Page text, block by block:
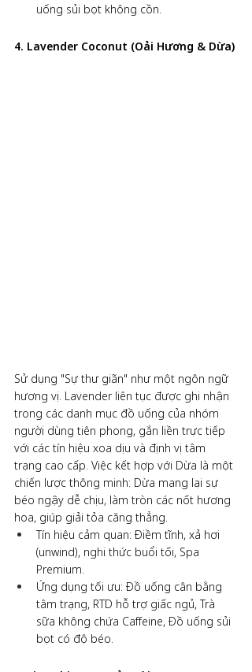
uống sủi bọt không cồn.
4. Lavender Coconut (Oải Hương & Dừa)
Sử dụng "Sự thư giãn" như một ngôn ngữ
hương vị. Lavender liên tục được ghi nhận
trong các danh mục đồ uống của nhóm
người dùng tiên phong, gắn liền trực tiếp
với các tín hiệu xoa dịu và định vị tâm
trạng cao cấp. Việc kết hợp với Dừa là một
chiến lược thông minh: Dừa mang lại sự
béo ngậy dễ chịu, làm tròn các nốt hương
hoa, giúp giải tỏa căng thẳng.
Tín hiệu cảm quan: Điềm tĩnh, xả hơi
(unwind), nghi thức buổi tối, Spa
Premium.
Ứng dụng tối ưu: Đồ uống cân bằng
tâm trạng, RTD hỗ trợ giấc ngủ, Trà
sữa không chứa Caffeine, Đồ uống sủi
bọt có độ béo.